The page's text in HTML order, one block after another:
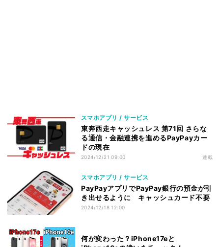
スマホアプリ / サービス
東奔西走キャッシュレス 第71回 さらな
る通信・金融連携を進めるPayPayカー
ドの現在
2024/12/21 09:00 連載
スマホアプリ / サービス
PayPayアプリでPayPay銀行の預金が引
き出せるように キャッシュカード不要
2024/12/18 12:00
何が変わった？iPhone17eと